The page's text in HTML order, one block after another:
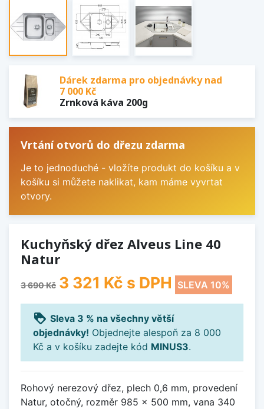
Dárek zdarma pro objednávky nad
7 000 Kč
Zrnková káva 200g
Vrtání otvorů do dřezu zdarma
Je to jednoduché - vložíte produkt do košíku a v
košíku si můžete naklikat, kam máme vyvrtat
otvory.
Kuchyňský dřez Alveus Line 40
Natur
3 690 Kč 3 321 Kč s DPH SLEVA 10%
loyalty Sleva 3 % na všechny větší
objednávky! Objednejte alespoň za 8 000
Kč a v košíku zadejte kód MINUS3.
Rohový nerezový dřez, plech 0,6 mm, provedení
Natur, otočný, rozměr 985 x 500 mm, vana 340